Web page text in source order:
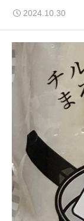
2024.10.30